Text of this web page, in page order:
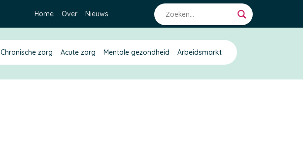
Home Over Nieuws
Chronische zorg Acute zorg Mentale gezondheid Arbeidsmarkt